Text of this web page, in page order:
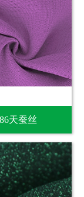
天蚕丝